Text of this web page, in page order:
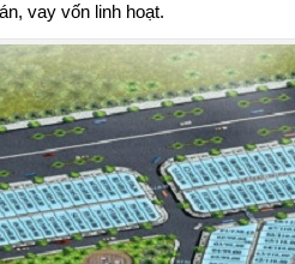
vay vốn linh hoạt.